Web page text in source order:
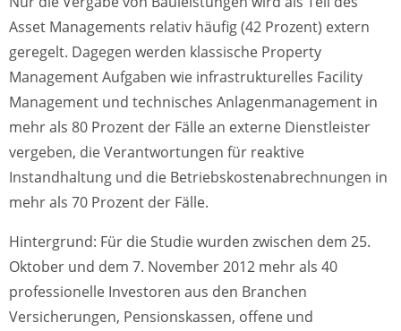
Asset Managements relativ häufig (42 Prozent) extern
geregelt. Dagegen werden klassische Property
Management Aufgaben wie infrastrukturelles Facility
Management und technisches Anlagenmanagement in
mehr als 80 Prozent der Fälle an externe Dienstleister
vergeben, die Verantwortungen für reaktive
Instandhaltung und die Betriebskostenabrechnungen in
mehr als 70 Prozent der Fälle.
Hintergrund: Für die Studie wurden zwischen dem 25.
Oktober und dem 7. November 2012 mehr als 40
professionelle Investoren aus den Branchen
Versicherungen, Pensionskassen, offene und